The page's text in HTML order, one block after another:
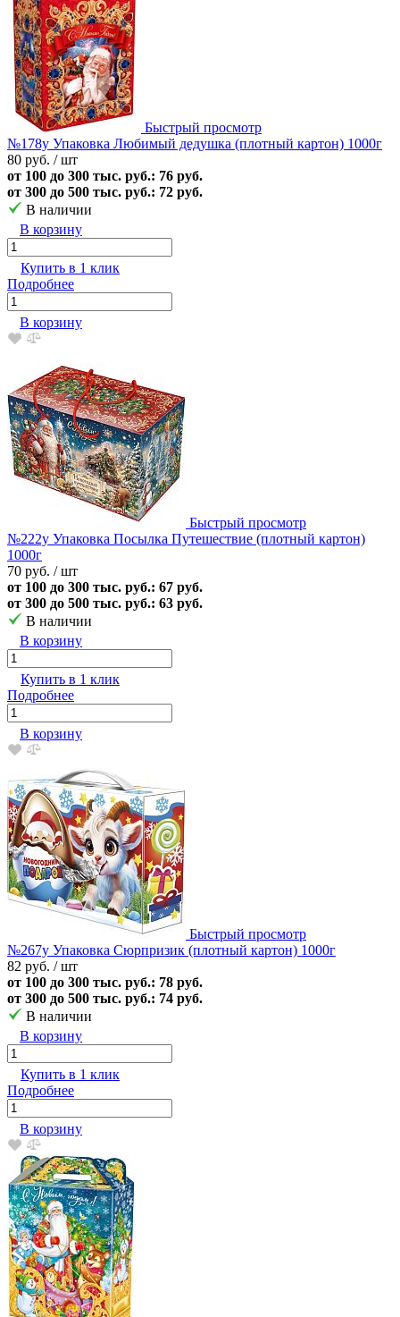
Быстрый просмотр
№178у Упаковка Любимый дедушка (плотный картон) 1000г
80 руб. / шт
от 100 до 300 тыс. руб.: 76 руб.
от 300 до 500 тыс. руб.: 72 руб.
В наличии
В корзину
Купить в 1 клик
Подробнее
В корзину
Быстрый просмотр
№222у Упаковка Посылка Путешествие (плотный картон)
1000г
70 руб. / шт
от 100 до 300 тыс. руб.: 67 руб.
от 300 до 500 тыс. руб.: 63 руб.
В наличии
В корзину
Купить в 1 клик
Подробнее
В корзину
Быстрый просмотр
№267у Упаковка Сюрпризик (плотный картон) 1000г
82 руб. / шт
от 100 до 300 тыс. руб.: 78 руб.
от 300 до 500 тыс. руб.: 74 руб.
В наличии
В корзину
Купить в 1 клик
Подробнее
В корзину